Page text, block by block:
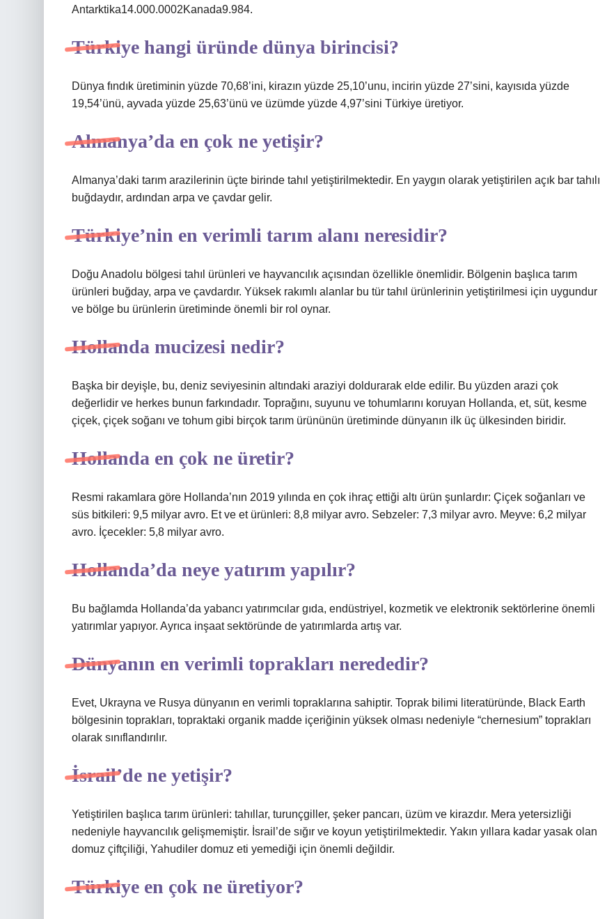
Antarktika14.000.0002Kanada9.984.
Türkiye hangi üründe dünya birincisi?
Dünya fındık üretiminin yüzde 70,68’ini, kirazın yüzde 25,10’unu, incirin yüzde 27’sini, kayısıda yüzde
19,54’ünü, ayvada yüzde 25,63’ünü ve üzümde yüzde 4,97’sini Türkiye üretiyor.
Almanya’da en çok ne yetişir?
Almanya’daki tarım arazilerinin üçte birinde tahıl yetiştirilmektedir. En yaygın olarak yetiştirilen açık bar tahılı
buğdaydır, ardından arpa ve çavdar gelir.
Türkiye’nin en verimli tarım alanı neresidir?
Doğu Anadolu bölgesi tahıl ürünleri ve hayvancılık açısından özellikle önemlidir. Bölgenin başlıca tarım
ürünleri buğday, arpa ve çavdardır. Yüksek rakımlı alanlar bu tür tahıl ürünlerinin yetiştirilmesi için uygundur
ve bölge bu ürünlerin üretiminde önemli bir rol oynar.
Hollanda mucizesi nedir?
Başka bir deyişle, bu, deniz seviyesinin altındaki araziyi doldurarak elde edilir. Bu yüzden arazi çok
değerlidir ve herkes bunun farkındadır. Toprağını, suyunu ve tohumlarını koruyan Hollanda, et, süt, kesme
çiçek, çiçek soğanı ve tohum gibi birçok tarım ürününün üretiminde dünyanın ilk üç ülkesinden biridir.
Hollanda en çok ne üretir?
Resmi rakamlara göre Hollanda’nın 2019 yılında en çok ihraç ettiği altı ürün şunlardır: Çiçek soğanları ve
süs bitkileri: 9,5 milyar avro. Et ve et ürünleri: 8,8 milyar avro. Sebzeler: 7,3 milyar avro. Meyve: 6,2 milyar
avro. İçecekler: 5,8 milyar avro.
Hollanda’da neye yatırım yapılır?
Bu bağlamda Hollanda’da yabancı yatırımcılar gıda, endüstriyel, kozmetik ve elektronik sektörlerine önemli
yatırımlar yapıyor. Ayrıca inşaat sektöründe de yatırımlarda artış var.
Dünyanın en verimli toprakları nerededir?
Evet, Ukrayna ve Rusya dünyanın en verimli topraklarına sahiptir. Toprak bilimi literatüründe, Black Earth
bölgesinin toprakları, topraktaki organik madde içeriğinin yüksek olması nedeniyle “chernesium” toprakları
olarak sınıflandırılır.
İsrail’de ne yetişir?
Yetiştirilen başlıca tarım ürünleri: tahıllar, turunçgiller, şeker pancarı, üzüm ve kirazdır. Mera yetersizliği
nedeniyle hayvancılık gelişmemiştir. İsrail’de sığır ve koyun yetiştirilmektedir. Yakın yıllara kadar yasak olan
domuz çiftçiliği, Yahudiler domuz eti yemediği için önemli değildir.
Türkiye en çok ne üretiyor?